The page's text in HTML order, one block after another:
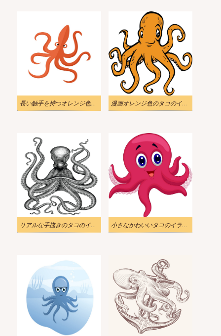
長い触手を持つオレンジ色のタコのイラスト 漫画オレンジ色のタコのイラスト
リアルな手描きのタコのイラスト 小さなかわいいタコのイラスト